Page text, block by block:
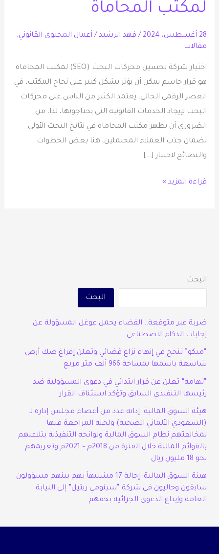
لمكتب المحاماة
28 أغسطس، 2024 / فهد الرشيد/ أعمال المحتوى القانوني,
مقالات
اختيار شركة تحسين محركات البحث (SEO) لمكتب المحاماة
هو قرار حاسم يمكن أن يؤثر بشكل كبير على نجاح المكتب، في
العصر الرقمي الحالي، يعتمد الكثير من الناس على محركات
البحث لإيجاد الخدمات القانونية التي يحتاجونها، لذا، من
الضروري أن يظهر مكتب المحاماة في نتائج البحث الأولى
لضمان جذب العملاء المحتملين، هنا بعض الخطوات
والنصائح لاختيار […]
قراءة المزيد »
البحث
البحث
ضربة غير متوقعة.. القضاء يحمل غوغل المسؤولة عن
إجابات الذكاء الاصطناعي
“مبكو” تنجح في إنهاء نزاع قضائي وتعلن إفراغ صك أرض
شاسعة باسمها بمساحة 966 ألف متر مربع
“تهامة” تعلن عن قرار ابتدائي في دعوى المسؤولية ضد
رئيسها التنفيذي السابق وتؤكد استئناف القرار
هيئة السوق المالية: إدانة عدد من أعضاء مجلس إدارة لـ
(السعودي الألماني الصحية) ولجنة المراجعة فيها
لمخالفتهم نظام السوق المالية ولوائحه التنفيذية بتلاعبهم
بالقوائم المالية خلال الفترة من 2018م – 2021م وتغريمهم
نحو 18 مليون ريال
هيئة السوق المالية: إحالة 17 مشتبهاً بهم بينهم مسؤولون
سابقون وحاليون في شركة “سينومي ريتيل” إلى النيابة
العامة وإيداع الدعوى الجزائية بحقهم